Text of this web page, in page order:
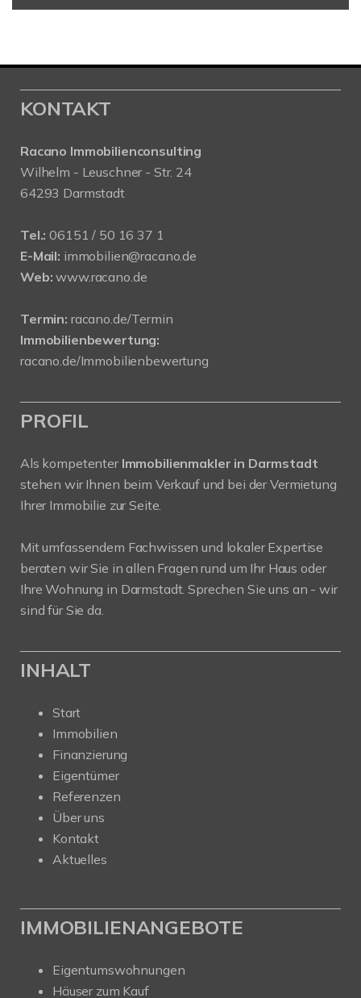
KONTAKT
Racano Immobilienconsulting
Wilhelm - Leuschner - Str. 24
64293 Darmstadt
Tel.: 06151 / 50 16 37 1
E-Mail: immobilien@racano.de
Web: www.racano.de
Termin: racano.de/Termin
Immobilienbewertung:
racano.de/Immobilienbewertung
PROFIL
Als kompetenter Immobilienmakler in Darmstadt
stehen wir Ihnen beim Verkauf und bei der Vermietung
Ihrer Immobilie zur Seite.
Mit umfassendem Fachwissen und lokaler Expertise
beraten wir Sie in allen Fragen rund um Ihr Haus oder
Ihre Wohnung in Darmstadt. Sprechen Sie uns an - wir
sind für Sie da.
INHALT
Start
Immobilien
Finanzierung
Eigentümer
Referenzen
Über uns
Kontakt
Aktuelles
IMMOBILIENANGEBOTE
Eigentumswohnungen
Häuser zum Kauf